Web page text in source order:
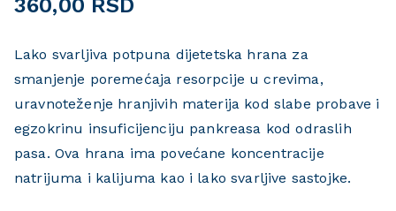
360,00 RSD
Lako svarljiva potpuna dijetetska hrana za
smanjenje poremećaja resorpcije u crevima,
uravnoteženje hranjivih materija kod slabe probave i
egzokrinu insuficijenciju pankreasa kod odraslih
pasa. Ova hrana ima povećane koncentracije
natrijuma i kalijuma kao i lako svarljive sastojke.